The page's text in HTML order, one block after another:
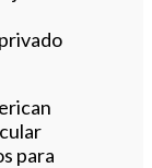
para